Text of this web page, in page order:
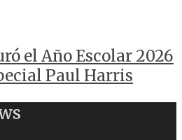
el Año Escolar 2026
Paul Harris